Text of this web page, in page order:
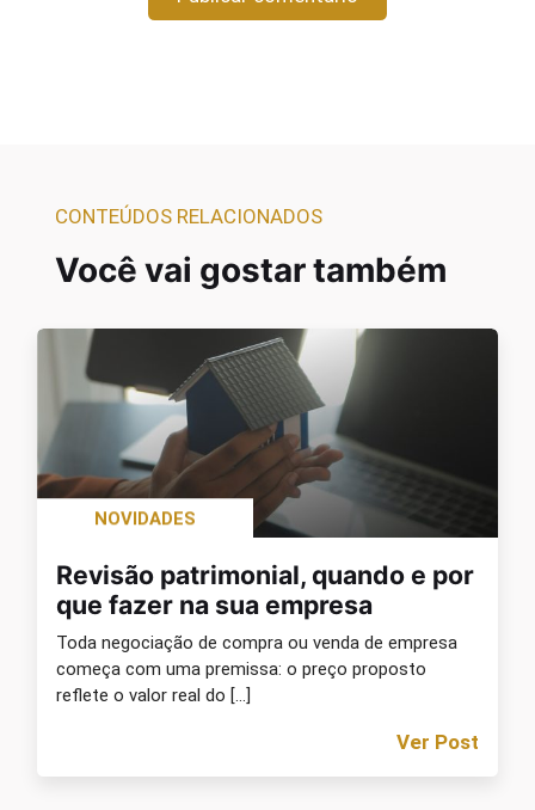
CONTEÚDOS RELACIONADOS
Você vai gostar também
NOVIDADES
Revisão patrimonial, quando e por
que fazer na sua empresa
Toda negociação de compra ou venda de empresa
começa com uma premissa: o preço proposto
reflete o valor real do […]
Ver Post